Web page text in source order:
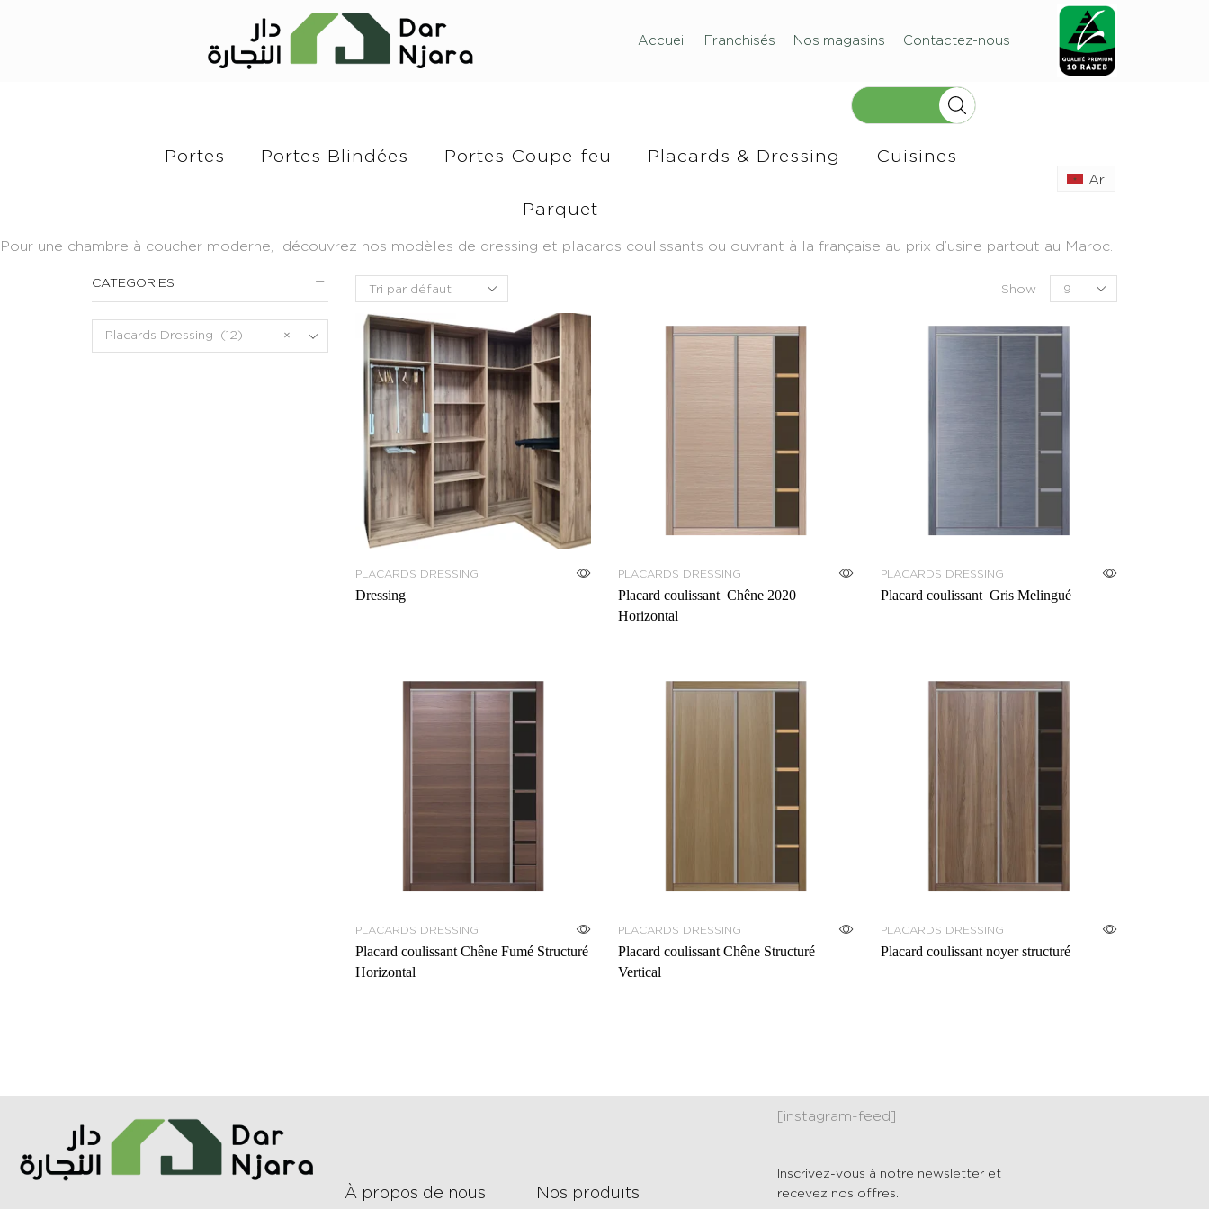
Accueil Franchisés Nos magasins Contactez-nous
Portes Portes Blindées Portes Coupe-feu Placards & Dressing Cuisines
Parquet
Ar
Pour une chambre à coucher moderne, découvrez nos modèles de dressing et placards coulissants ou ouvrant à la française au prix d’usine partout au Maroc.
Show
PLACARDS DRESSING
Dressing
PLACARDS DRESSING
Placard coulissant Chêne 2020
Horizontal
PLACARDS DRESSING
Placard coulissant Gris Melingué
PLACARDS DRESSING
Placard coulissant Chêne Fumé Structuré
Horizontal
PLACARDS DRESSING
Placard coulissant Chêne Structuré
Vertical
PLACARDS DRESSING
Placard coulissant noyer structuré
CATEGORIES
×
Placards Dressing (12)
À propos de nous Nos produits
[instagram-feed]
Inscrivez-vous à notre newsletter et
recevez nos offres.